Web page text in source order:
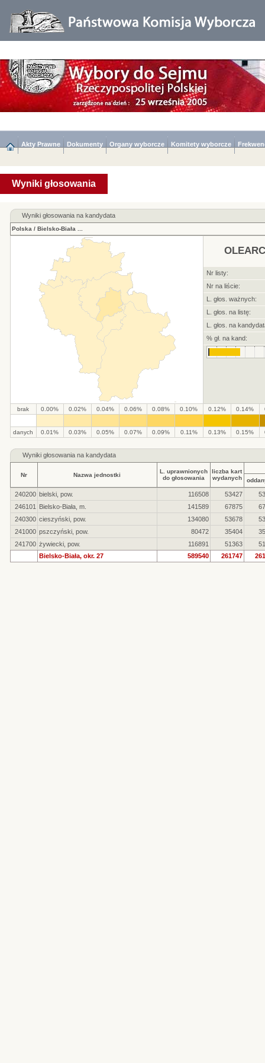
Akty Prawne Dokumenty Organy wyborcze Komitety wyborcze
Wyniki głosowania
Wyniki głosowania na kandydata
Polska / Bielsko-Biała
Nr listy:
Nr na liście:
L. głos. ważnych:
L. głos. na listę:
L. głos. na
% gł. na kand:
brak 0.00% 0.02% 0.04% 0.06% 0.08% 0.10% 0.12% 0.14%
danych 0.01% 0.03% 0.05% 0.07% 0.09% 0.11% 0.13% 0.15%
Wyniki głosowania na kandydata
Nr Nazwa jednostki
L. uprawnionych
do głosowania
liczba kart
wydanych
240200 bielski, pow. 116508 53427
246101
Bielsko-Biała, m. 141589 67875
240300 cieszyński, pow. 134080 53678
241000 pszczyński, pow. 80472 35404
241700 żywiecki, pow. 116891 51363
Bielsko-Biała, okr. 27
589540 261747